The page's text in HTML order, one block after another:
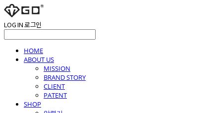
LOG IN로그인
HOME
ABOUT US
MISSION
BRAND STORY
CLIENT
PATENT
SHOP